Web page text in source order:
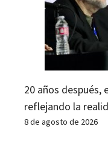
20 años después,
reflejando la
8 de agosto de 2026